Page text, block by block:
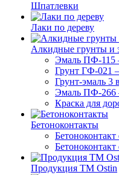
Шпатлевки
Лаки по дереву
Алкидные грунты и
Эмаль ПФ-115
Грунт ГФ-021
Грунт-эмаль 3
Эмаль ПФ-266
Краска для
Бетоноконтакты
Продукция ТМ Ostin